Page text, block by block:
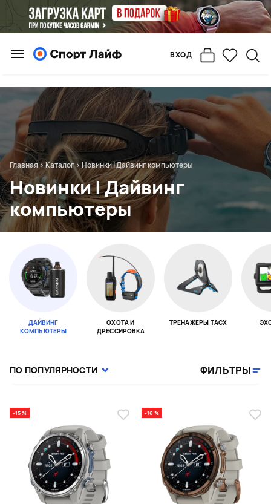
ВХОД
Главная>Каталог>Новинки | Дайвинг компьютеры
Новинки | Дайвинг
компьютеры
ДАЙВИНГ
КОМПЬЮТЕРЫ
ОХОТА И
ДРЕССИРОВКА
ТРЕНАЖЕРЫ TACX
ПО ПОПУЛЯРНОСТИ ФИЛЬТРЫ
-15 % -16 %